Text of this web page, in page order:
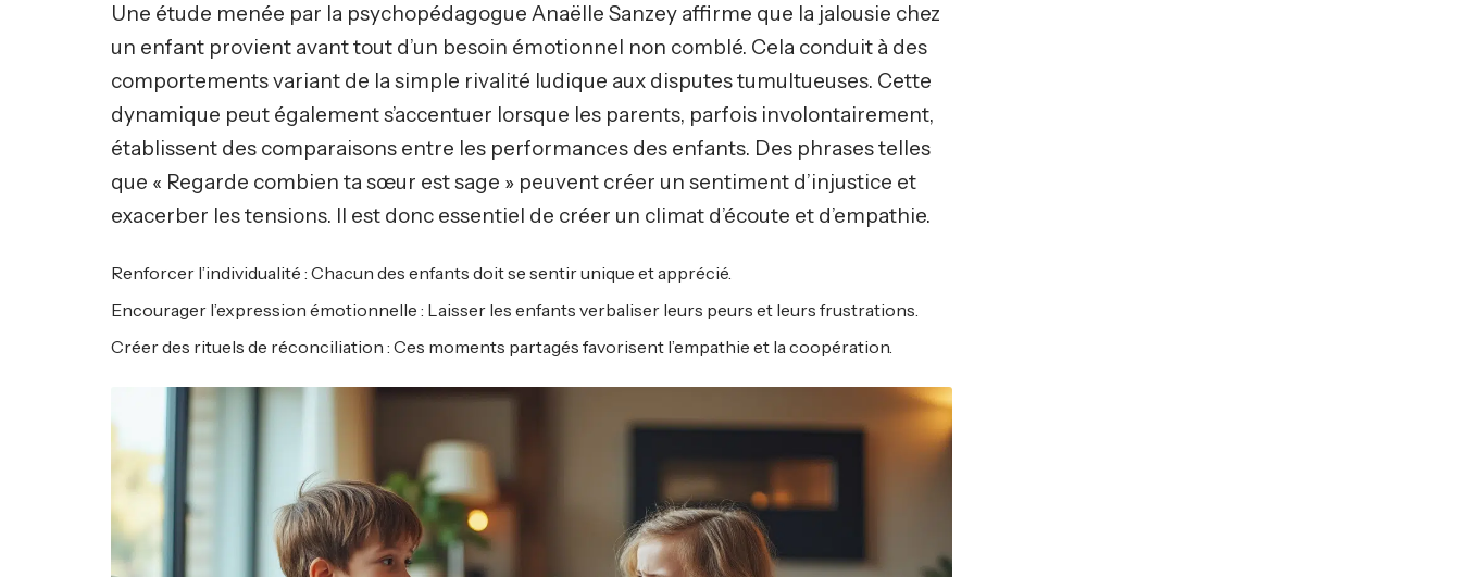
Une étude menée par la psychopédagogue Anaëlle Sanzey affirme que la jalousie chez
un enfant provient avant tout d’un besoin émotionnel non comblé. Cela conduit à des
comportements variant de la simple rivalité ludique aux disputes tumultueuses. Cette
dynamique peut également s’accentuer lorsque les parents, parfois involontairement,
établissent des comparaisons entre les performances des enfants. Des phrases telles
que « Regarde combien ta sœur est sage » peuvent créer un sentiment d’injustice et
exacerber les tensions. Il est donc essentiel de créer un climat d’écoute et d’empathie.
Renforcer l’individualité : Chacun des enfants doit se sentir unique et apprécié.
Encourager l’expression émotionnelle : Laisser les enfants verbaliser leurs peurs et leurs frustrations.
Créer des rituels de réconciliation : Ces moments partagés favorisent l’empathie et la coopération.